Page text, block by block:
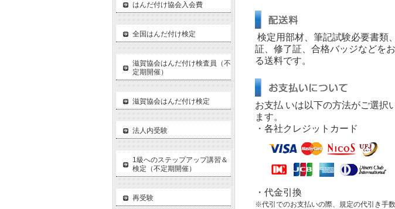
検定用部材、筆記試験必要書類
証、修了証、合格バッジなどを
る送料です。
お支払 いは以下の方法がご選択
ます。
・各社クレジットカード
・代金引換
※代引でのお支払いの際、規定の代引き手
はんだ付け協会入会費
全国はんだ付け検定
滋賀協会はんだ付け検査員（不
定期開催）
滋賀協会はんだ付け検定
法人内受験
1級へのステップアップ講習＆
検定（不定期開催）
再受験